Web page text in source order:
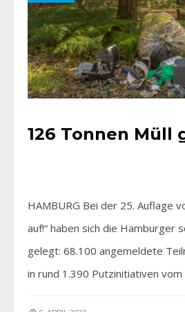
126 Tonnen Müll
HAMBURG Bei der 25. Auflage
auf!“ haben sich die Hamburger
gelegt: 68.100 angemeldete
in rund 1.390 Putzinitiativen